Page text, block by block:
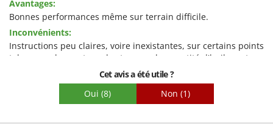
Qualité / Prix
Facilité de montage
Emballage
Avantages:
Bonnes performances même sur terrain difficile.
Inconvénients:
Instructions peu claires, voire inexistantes, sur certains points
tels que : - le montage des tuyaux - la quantité d'huile moteur
- le réglage de la carburation. Filtre à air non adapté à un
moteur 4 temps. Après environ une heure d'utilisation, de
l'huile a fui du pot d'échappement.
Cet avis a été utile ?
Oui (8) Non (1)